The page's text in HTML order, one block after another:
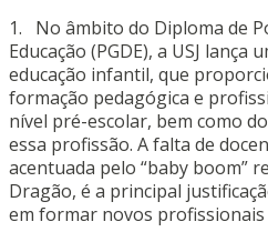
1. No âmbito do Diploma de
Educação (PGDE), a USJ lança
educação infantil, que
formação pedagógica e
nível pré-escolar, bem como
essa profissão. A falta de
acentuada pelo “baby boom”
Dragão, é a principal
em formar novos profissionais